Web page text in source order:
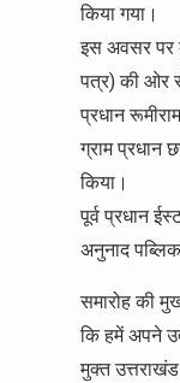
किया गया।
इस अवसर पर
पत्र) की ओर से
प्रधान
ग्राम प्रधान
किया।
पूर्व प्रधान
अनुनाद
समारोह की
कि हमें अपने
मुक्त